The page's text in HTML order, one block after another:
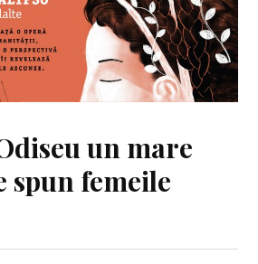
un mare
spun femeile